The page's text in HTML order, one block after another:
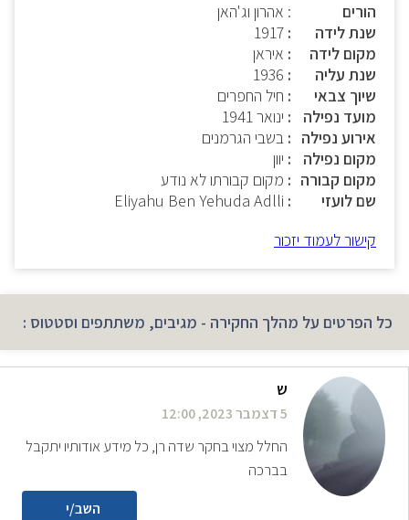
הורים
: אהרון וג'האן
שנת לידה
1917
מקום לידה
איראן
שנת עליה
1936
שיוך צבאי
חיל החפרים
מועד נפילה
ינואר 1941
אירוע נפילה
בשבי הגרמנים
מקום נפילה
יוון
מקום קבורה
מקום קבורתו לא נודע
שם לועזי
Eliyahu Ben Yehuda Adlli
קישור לעמוד יזכור
כל הפרטים על מהלך החקירה - מגיבים, משתתפים וסטטוס :
ש
5 דצמבר 2023, 12:00
החלל מצוי בחקר שדה רן, כל מידע אודותיו יתקבל
בברכה
השב/י